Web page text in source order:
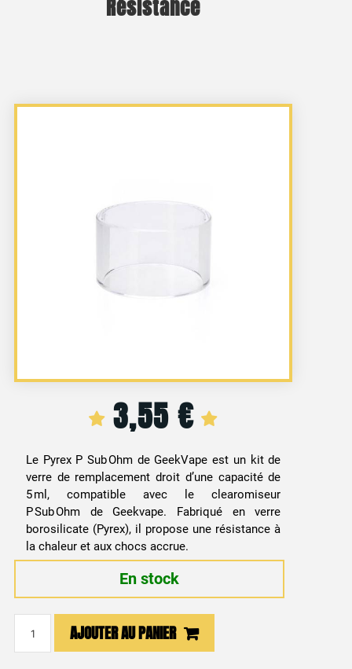
Résistance
3,55 €
Le Pyrex P Sub Ohm de GeekVape est un kit de
verre de remplacement droit d’une capacité de
5 ml, compatible avec le clearomiseur
P Sub Ohm de Geekvape. Fabriqué en verre
borosilicate (Pyrex), il propose une résistance à
la chaleur et aux chocs accrue.
En stock
AJOUTER AU PANIER